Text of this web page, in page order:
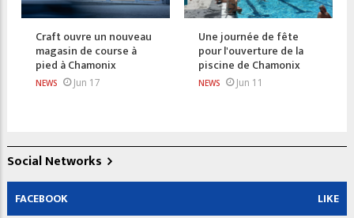
Craft ouvre un nouveau
magasin de course à
pied à Chamonix
NEWS Jun 17
Une journée de fête
pour l'ouverture de la
piscine de Chamonix
NEWS Jun 11
Social Networks
FACEBOOK LIKE